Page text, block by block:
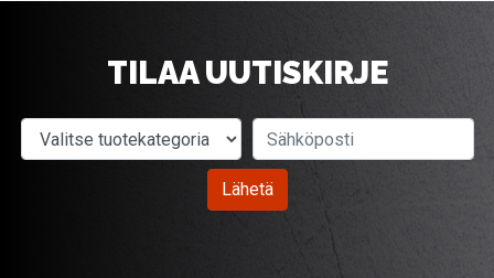
TILAA UUTISKIRJE
Valitse tuotekategoria
Lähetä